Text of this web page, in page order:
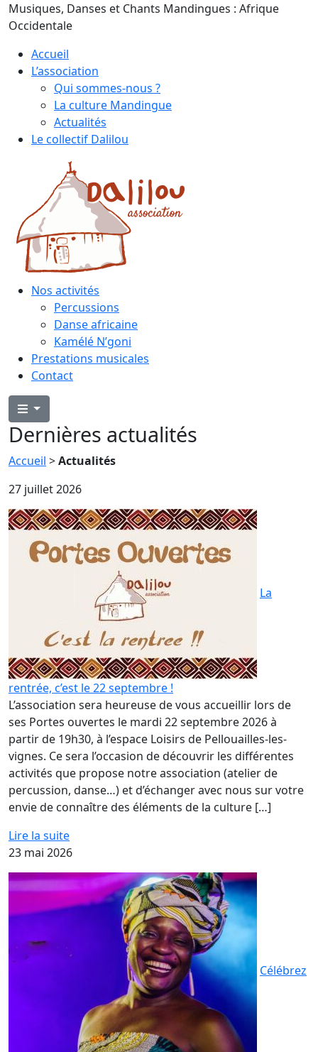
Skip
to
Musiques, Danses et Chants Mandingues : Afrique
Occidentale
Accueil
L’association
Qui sommes-nous ?
La culture Mandingue
Actualités
Le collectif Dalilou
Nos activités
Percussions
Danse africaine
Kamélé N’goni
Prestations musicales
Contact
Dernières actualités
Accueil >Actualités
Actualités
27 juillet 2026
La
rentrée, c’est le 22 septembre !
L’association sera heureuse de vous accueillir lors de
ses Portes ouvertes le mardi 22 septembre 2026 à
partir de 19h30, à l’espace Loisirs de Pellouailles-les-
vignes. Ce sera l’occasion de découvrir les différentes
activités que propose notre association (atelier de
percussion, danse…) et d’échanger avec nous sur votre
envie de connaître des éléments de la culture […]
Lire la suite
23 mai 2026
Célébrez